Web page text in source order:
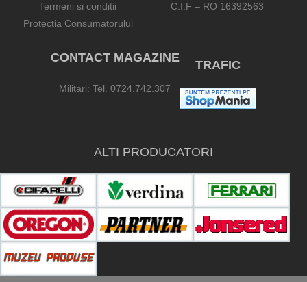
Termeni si conditii
Protectia Consumatorului
C.I.F – RO 16392563
CONTACT MAGAZINE
Militari: Tel. 0724.742.307
TRAFIC
ALTI PRODUCATORI